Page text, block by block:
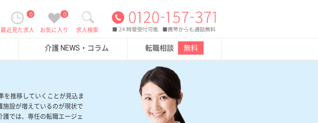
求人検索
0
お気に入り
0
最近見た求人
介護 NEWS・コラム 転職相談 無料
を推移していくことが見込ま
設が増えているのが現状で
では、専任の転職エージェ